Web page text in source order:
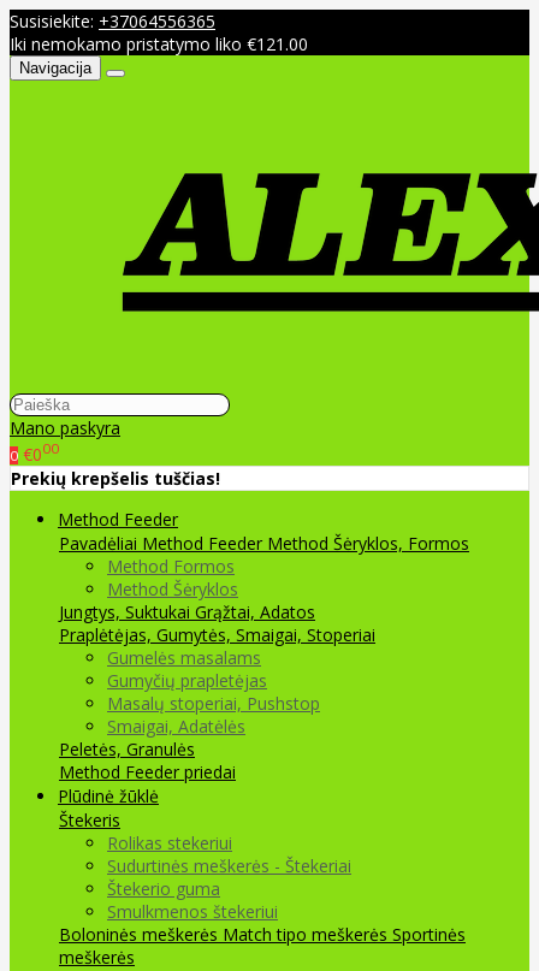
Susisiekite: +37064556365
Iki nemokamo pristatymo liko €121.00
Navigacija
Mano paskyra
0 €000
Prekių krepšelis tuščias!
Method Feeder
Pavadėliai Method Feeder Method Šėryklos, Formos
Method Formos
Method Šėryklos
Jungtys, Suktukai Grąžtai, Adatos
Praplėtėjas, Gumytės, Smaigai, Stoperiai
Gumelės masalams
Gumyčių prapletėjas
Masalų stoperiai, Pushstop
Smaigai, Adatėlės
Peletės, Granulės
Method Feeder priedai
Plūdinė žūklė
Štekeris
Rolikas stekeriui
Sudurtinės meškerės - Štekeriai
Štekerio guma
Smulkmenos štekeriui
Boloninės meškerės Match tipo meškerės Sportinės
meškerės